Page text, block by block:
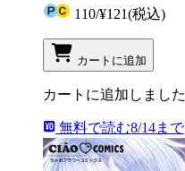
110/¥121(税込)
カートに追加
カートに追加しました
無料で読む8/14まで